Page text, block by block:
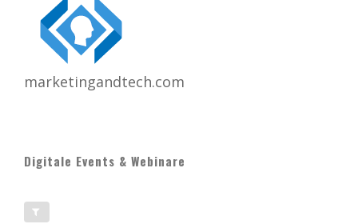
marketingandtech.com
Digitale Events & Webinare